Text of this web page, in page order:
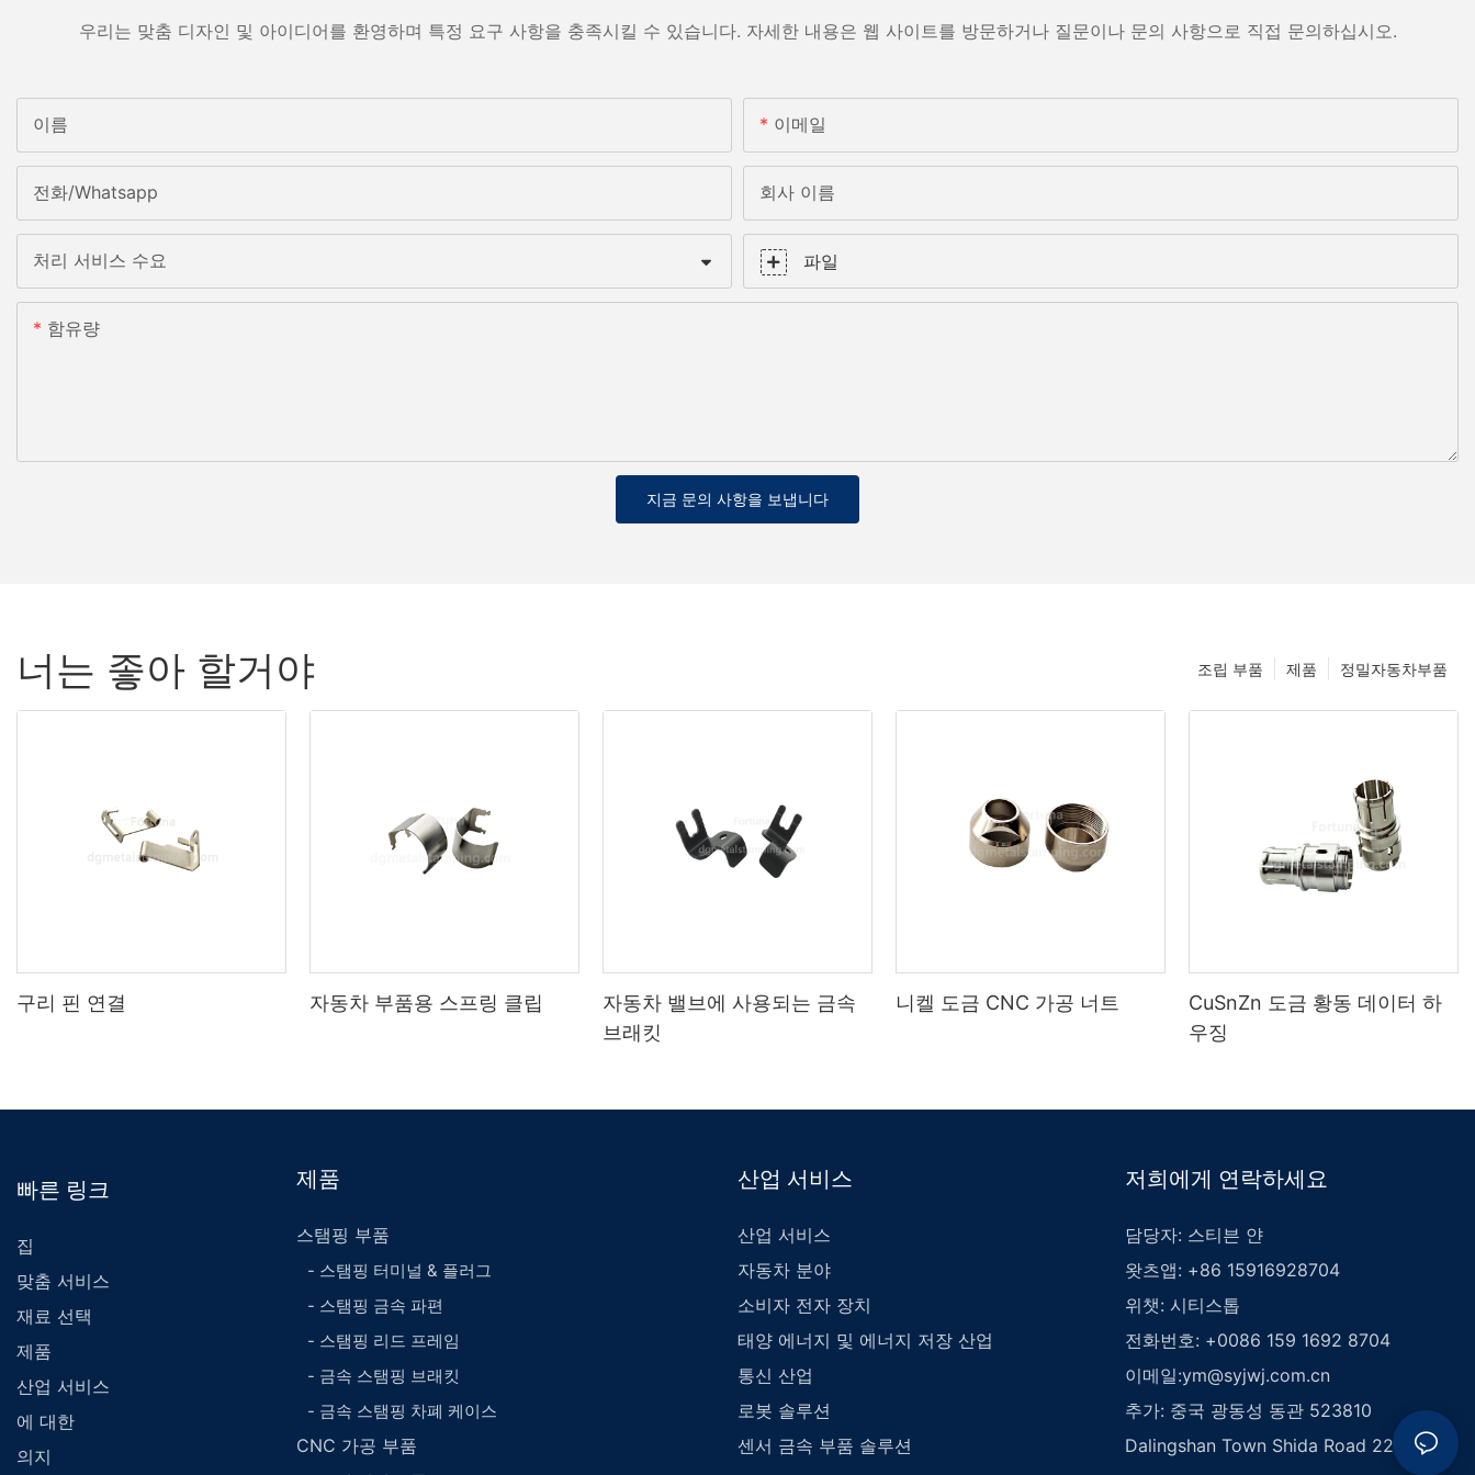
우리는 맞춤 디자인 및 아이디어를 환영하며 특정 요구 사항을 충족시킬 수 있습니다. 자세한 내용은 웹 사이트를 방문하거나 질문이나 문의 사항으로 직접 문의하십시오.
이름 이메일
전화/whatsapp 회사 이름
처리 서비스 수요 파일
함유량
지금 문의 사항을 보냅니다
너는 좋아 할거야 정밀자동차부품
제품
조립 부품
구리 핀 연결 자동차 부품용 스프링 클립
자동차 밸브에 사용되는 금속
브래킷
니켈 도금 CNC 가공 너트
CuSnZn 도금 황동 데이터 하
우징
빠른 링크
집
맞춤 서비스
재료 선택
제품
산업 서비스
에 대한
의지
제품
스탬핑 부품
- 스탬핑 터미널 & 플러그
- 스탬핑 금속 파편
- 스탬핑 리드 프레임
- 금속 스탬핑 브래킷
- 금속 스탬핑 차폐 케이스
CNC 가공 부품
산업 서비스
산업 서비스
자동차 분야
소비자 전자 장치
태양 에너지 및 에너지 저장 산업
통신 산업
로봇 솔루션
센서 금속 부품 솔루션
저희에게 연락하세요
담당자: 스티븐 얀
왓츠앱: +86 15916928704
위챗: 시티스톱
전화번호: +0086 159 1692 8704
이메일:ym@syjwj.com.cn
추가: 중국 광동성 동관 523810
Dalingshan Town Shida Road 226호